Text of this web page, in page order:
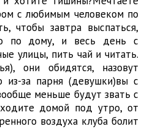
с любимым человеком по
чтобы завтра выспаться,
по дому, и весь день с
улицы, пить чай и читать.
они обидятся, назовут
из-за парня (девушки)вы с
меньше будут звать с
домой под утро, от
воздуха клуба болит